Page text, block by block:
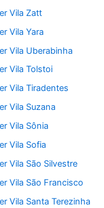
Vila Zatt
Vila Yara
Vila Uberabinha
Vila Tolstoi
Vila Tiradentes
Vila Suzana
Vila Sônia
Vila Sofia
Vila São Silvestre
Vila São Francisco
Vila Santa Terezinha